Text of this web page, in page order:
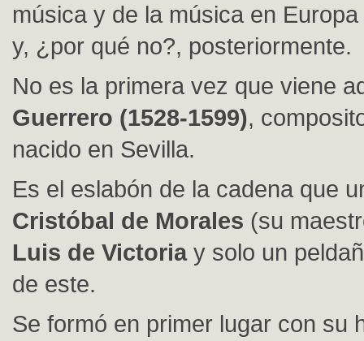
música y de la música en
y, ¿por qué no?, posteriormente.
No es la primera vez que viene
Guerrero (1528-1599),
nacido en Sevilla.
Es el eslabón de la cadena que
Cristóbal de Morales (su
Luis de Victoriay solo un
de este.
Se formó en primer lugar con su